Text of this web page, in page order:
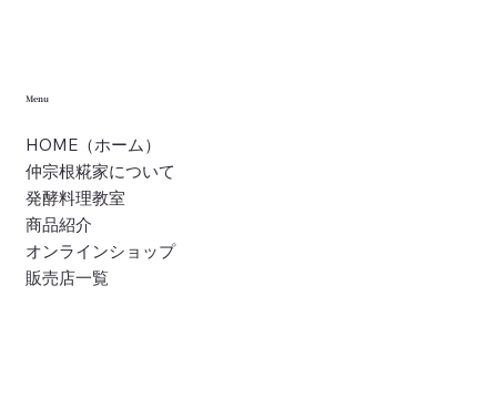
Menu
HOME（ホーム）
仲宗根糀家について
発酵料理教室
商品紹介
オンラインショップ
販売店一覧